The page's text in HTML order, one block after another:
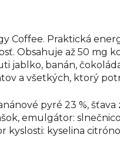
Coffee. Praktická
Obsahuje až 50 mg
jablko, banán,
a všetkých, ktorý
pyré 23 %,
emulgátor:
kyslosti: kyselina